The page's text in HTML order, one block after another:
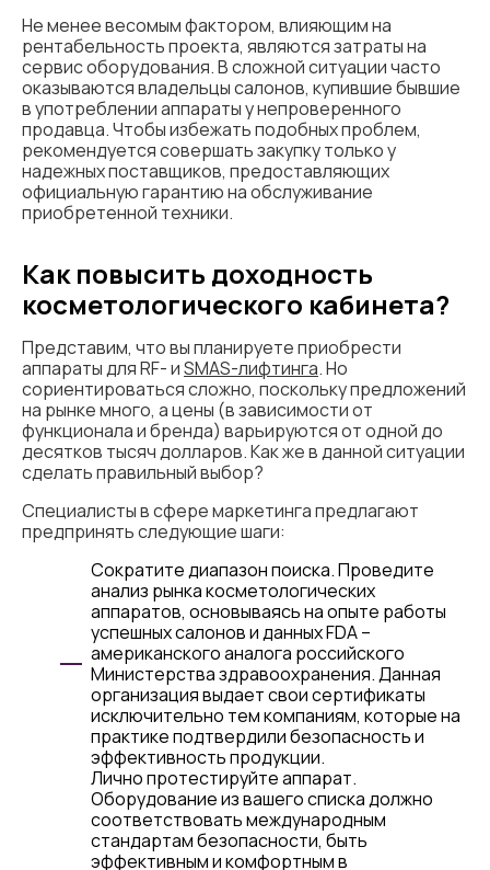
Не менее весомым фактором, влияющим на
рентабельность проекта, являются затраты на
сервис оборудования. В сложной ситуации часто
оказываются владельцы салонов, купившие бывшие
в употреблении аппараты у непроверенного
продавца. Чтобы избежать подобных проблем,
рекомендуется совершать закупку только у
надежных поставщиков, предоставляющих
официальную гарантию на обслуживание
приобретенной техники.
Как повысить доходность
косметологического кабинета?
Представим, что вы планируете приобрести
аппараты для RF- иSMAS-лифтинга. Но
сориентироваться сложно, поскольку предложений
на рынке много, а цены (в зависимости от
функционала и бренда) варьируются от одной до
десятков тысяч долларов. Как же в данной ситуации
сделать правильный выбор?
Специалисты в сфере маркетинга предлагают
предпринять следующие шаги:
Сократите диапазон поиска. Проведите
анализ рынка косметологических
аппаратов, основываясь на опыте работы
успешных салонов и данных FDA –
американского аналога российского
Министерства здравоохранения. Данная
организация выдает свои сертификаты
исключительно тем компаниям, которые на
практике подтвердили безопасность и
эффективность продукции.
Лично протестируйте аппарат.
Оборудование из вашего списка должно
соответствовать международным
стандартам безопасности, быть
эффективным и комфортным в